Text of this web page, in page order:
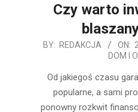
Czy warto
2020-
BY: REDAKCJA ON:
DOM I
Od jakiegoś czasu
popularne, a sami
ponowny rozkwit